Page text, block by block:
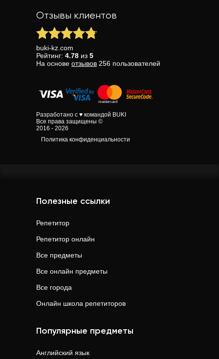
Отзывы клиентов
buki-kz.com
Рейтинг: 4.78 из 5
На основе отзывов 256 пользователей
Разработано с ♥ командой BUKI
Все права защищены ©
2016 - 2026
Политика конфиденциальности
Полезные ссылки
Репетитор
Репетитор онлайн
Все предметы
Все онлайн предметы
Все города
Онлайн школа репетиторов
Популярные предметы
Английский язык